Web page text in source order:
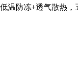
温防冻+透气散热